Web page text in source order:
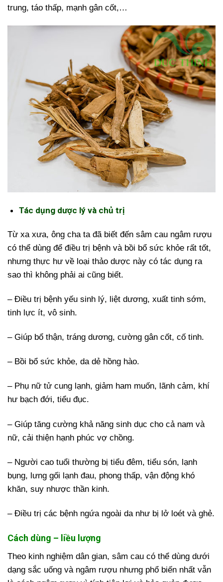
trung, táo thấp, mạnh gân cốt,…
Tác dụng dược lý và chủ trị
Từ xa xưa, ông cha ta đã biết đến sâm cau ngâm rượu
có thể dùng để điều trị bệnh và bồi bổ sức khỏe rất tốt,
nhưng thực hư về loại thảo dược này có tác dụng ra
sao thì không phải ai cũng biết.
– Điều trị bệnh yếu sinh lý, liệt dương, xuất tinh sớm,
tinh lực ít, vô sinh.
– Giúp bổ thận, tráng dương, cường gân cốt, cố tinh.
– Bồi bổ sức khỏe, da dẻ hồng hào.
– Phụ nữ tử cung lạnh, giảm ham muốn, lãnh cảm, khí
hư bạch đới, tiểu đục.
– Giúp tăng cường khả năng sinh dục cho cả nam và
nữ, cải thiện hạnh phúc vợ chồng.
– Người cao tuổi thường bị tiểu đêm, tiểu són, lạnh
bụng, lưng gối lạnh đau, phong thấp, vận động khó
khăn, suy nhược thần kinh.
– Điều trị các bệnh ngứa ngoài da như bị lở loét và ghẻ.
Cách dùng – liều lượng
Theo kinh nghiệm dân gian, sâm cau có thể dùng dưới
dạng sắc uống và ngâm rượu nhưng phổ biến nhất vẫn